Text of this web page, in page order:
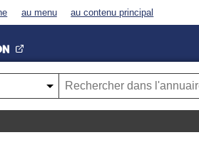
au menu au contenu principal